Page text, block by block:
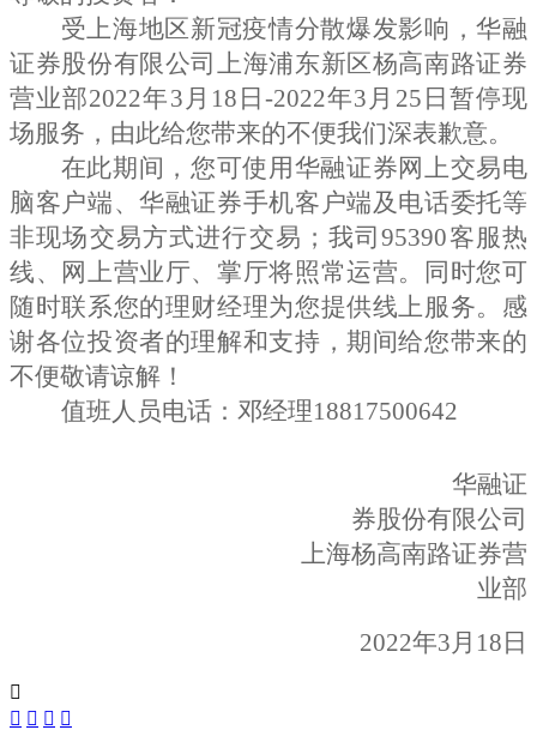
受上海地区新冠疫情分散爆发影响，华融
证券股份有限公司上海浦东新区杨高南路证券
营业部2022年3月18日-2022年3月25日 暂停现
场服务，由此给您带来的不便我们深表歉意。
在此期间，您可使用华融证券网上交易电
脑客户端、华融证券手机客户端及电话委托等
非现场交易方式进行交易；我司95390客服热
线、网上营业厅、掌厅将照常运营。同时您可
随时联系您的理财经理为您提供线上服务。感
谢各位投资者的理解和支持，期间给您带来的
不便敬请谅解！
值班人员电话：邓经理18817500642
华融证
券股份有限公司
上海杨高南路证券营
业部
2022年3月18日